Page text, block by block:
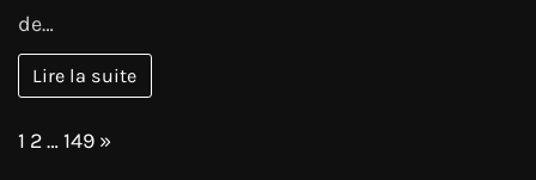
de…
Lire la suite
Page:
1 2…149 Next
»